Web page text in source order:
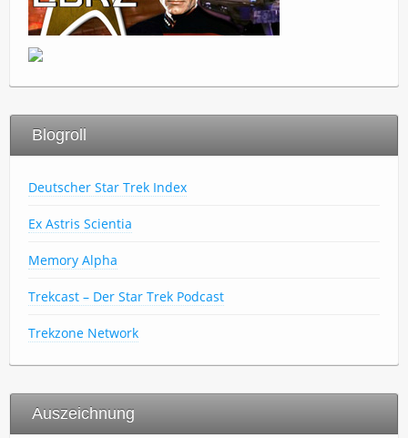
Blogroll
Deutscher Star Trek Index
Ex Astris Scientia
Memory Alpha
Trekcast – Der Star Trek Podcast
Trekzone Network
Auszeichnung